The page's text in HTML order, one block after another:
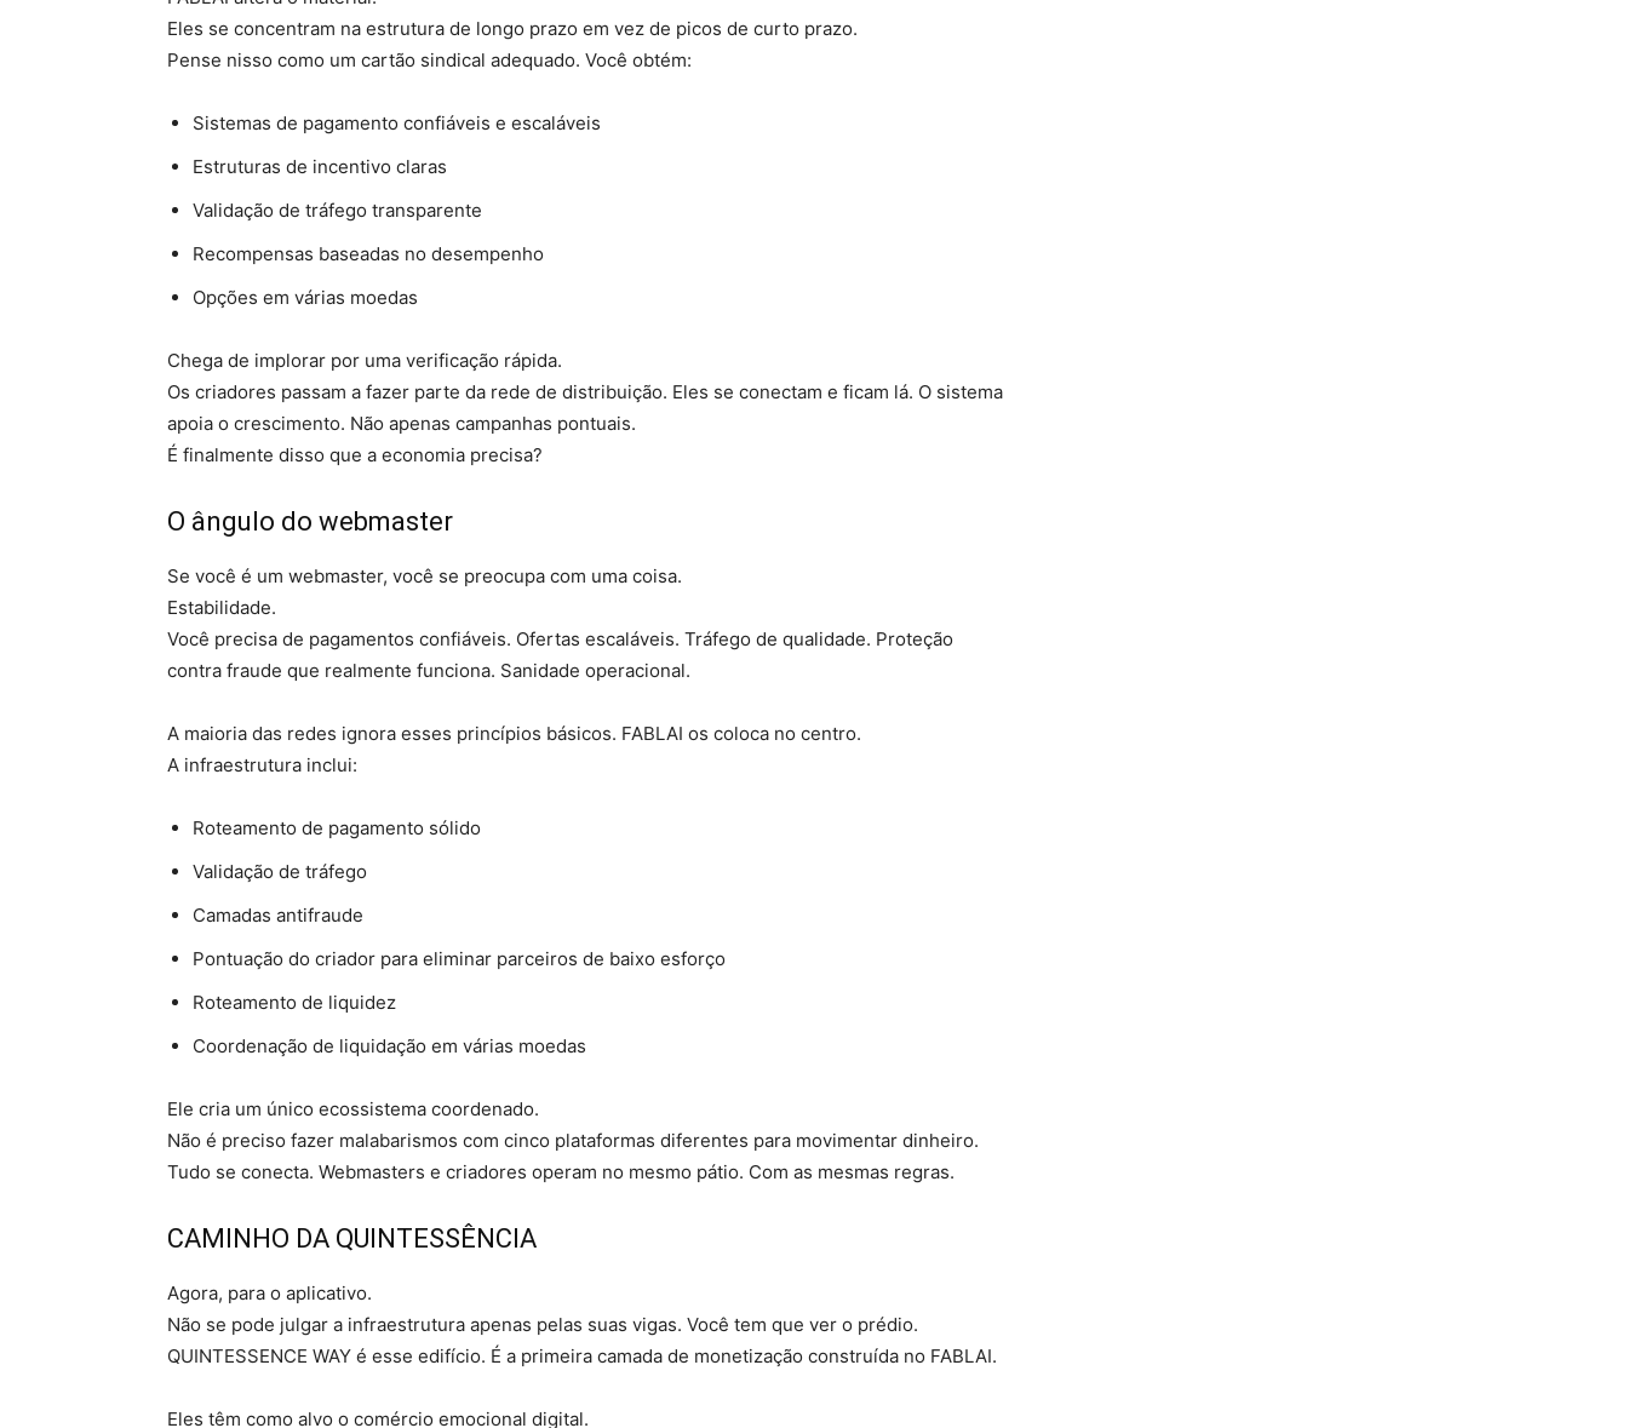
Eles se concentram na estrutura de longo prazo em vez de picos de curto prazo.
Pense nisso como um cartão sindical adequado. Você obtém:
Sistemas de pagamento confiáveis e escaláveis
Estruturas de incentivo claras
Validação de tráfego transparente
Recompensas baseadas no desempenho
Opções em várias moedas
Chega de implorar por uma verificação rápida.
Os criadores passam a fazer parte da rede de distribuição. Eles se conectam e ficam lá. O sistema
apoia o crescimento. Não apenas campanhas pontuais.
É finalmente disso que a economia precisa?
O ângulo do webmaster
Se você é um webmaster, você se preocupa com uma coisa.
Estabilidade.
Você precisa de pagamentos confiáveis. Ofertas escaláveis. Tráfego de qualidade. Proteção
contra fraude que realmente funciona. Sanidade operacional.
A maioria das redes ignora esses princípios básicos. FABLAI os coloca no centro.
A infraestrutura inclui:
Roteamento de pagamento sólido
Validação de tráfego
Camadas antifraude
Pontuação do criador para eliminar parceiros de baixo esforço
Roteamento de liquidez
Coordenação de liquidação em várias moedas
Ele cria um único ecossistema coordenado.
Não é preciso fazer malabarismos com cinco plataformas diferentes para movimentar dinheiro.
Tudo se conecta. Webmasters e criadores operam no mesmo pátio. Com as mesmas regras.
CAMINHO DA QUINTESSÊNCIA
Agora, para o aplicativo.
Não se pode julgar a infraestrutura apenas pelas suas vigas. Você tem que ver o prédio.
QUINTESSENCE WAY é esse edifício. É a primeira camada de monetização construída no FABLAI.
Eles têm como alvo o comércio emocional digital.